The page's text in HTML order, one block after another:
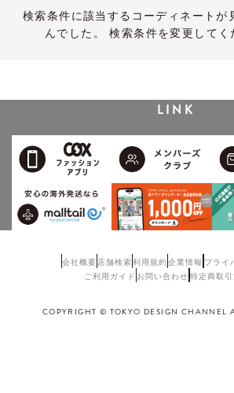
検索条件に該当するコーディネートが
んでした。 検索条件を変更してく
LINK
会社概要 店舗検索利用規約企業情報 プライ
ご利用ガイド お問い合わせ 特定商取
COPYRIGHT © TOKYO DESIGN CHANNEL